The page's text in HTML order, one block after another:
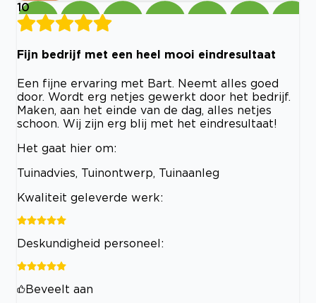
10
Fijn bedrijf met een heel mooi eindresultaat
Een fijne ervaring met Bart. Neemt alles goed
door. Wordt erg netjes gewerkt door het bedrijf.
Maken, aan het einde van de dag, alles netjes
schoon. Wij zijn erg blij met het eindresultaat!
Het gaat hier om:
Tuinadvies, Tuinontwerp, Tuinaanleg
Kwaliteit geleverde werk:
Deskundigheid personeel:
Beveelt aan